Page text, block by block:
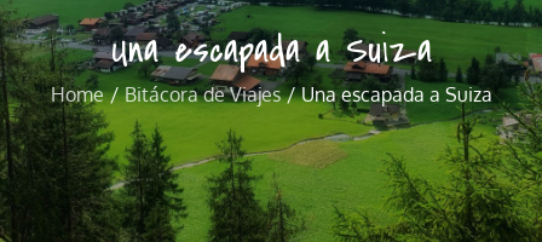
Una escapada a Suiza
Home Bitácora de Viajes Una escapada a Suiza